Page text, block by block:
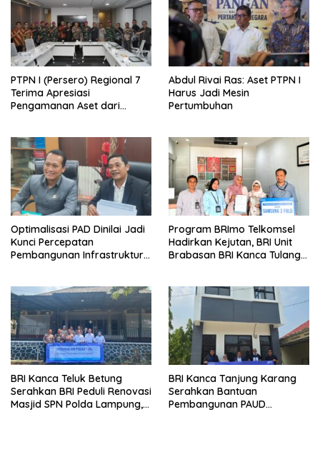
PTPN I (Persero) Regional 7
Terima Apresiasi
Pengamanan Aset dari
Abdul Rivai Ras: Aset PTPN I
Harus Jadi Mesin
Pertumbuhan
Optimalisasi PAD Dinilai Jadi
Kunci Percepatan
Pembangunan Infrastruktur
Program BRImo Telkomsel
Hadirkan Kejutan, BRI Unit
Brabasan BRI Kanca Tulang
Mesuji
BRI Kanca Teluk Betung
Serahkan BRI Peduli Renovasi
Masjid SPN Polda Lampung,
BRI Kanca Tanjung Karang
Serahkan Bantuan
Pembangunan PAUD